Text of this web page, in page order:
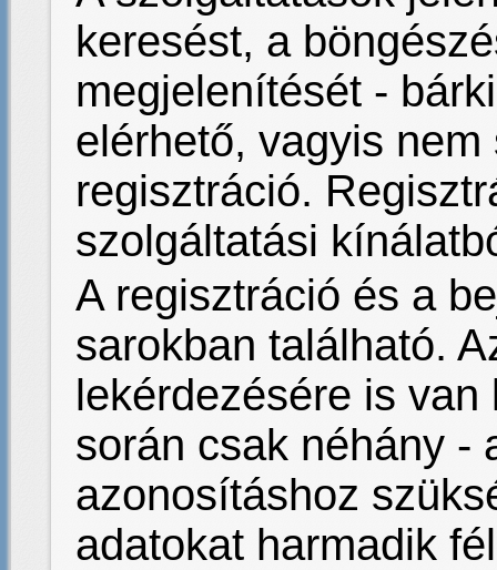
keresést, a
megjelenítését -
elérhető, vagyis
regisztráció.
szolgáltatási
A regisztráció és a
sarokban található.
lekérdezésére is
során csak néhány -
azonosításhoz
adatokat harmadik